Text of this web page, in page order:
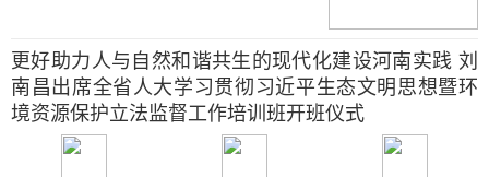
更好助力人与自然和谐共生的现代化建设河南实践 刘
南昌出席全省人大学习贯彻习近平生态文明思想暨环
境资源保护立法监督工作培训班开班仪式